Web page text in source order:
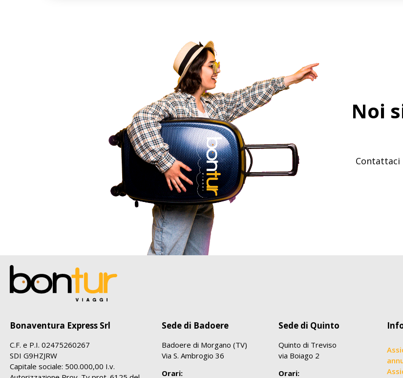
Noi
Bonaventura Express Srl
C.F. e P.I. 02475260267
SDI G9HZJRW
Capitale sociale: 500.000,00 I.v.
Sede di Badoere
Badoere di Morgano (TV)
Via S. Ambrogio 36
Orari:
Sede di Quinto
Quinto di Treviso
via Boiago 2
Orari: